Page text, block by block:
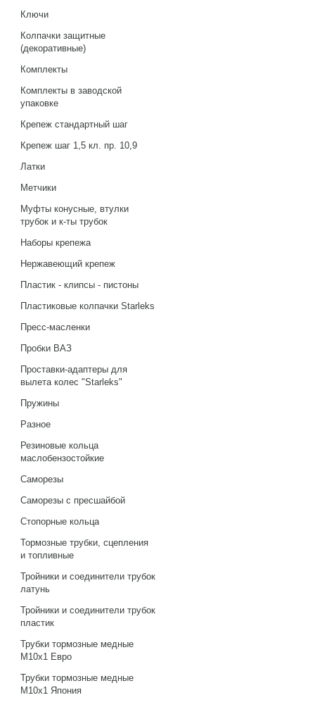
Ключи
Колпачки защитные
(декоративные)
Комплекты
Комплекты в заводской
упаковке
Крепеж стандартный шаг
Крепеж шаг 1,5 кл. пр. 10,9
Латки
Метчики
Муфты конусные, втулки
трубок и к-ты трубок
Наборы крепежа
Нержавеющий крепеж
Пластик - клипсы - пистоны
Пластиковые колпачки Starleks
Пресс-масленки
Пробки ВАЗ
Проставки-адаптеры для
вылета колес "Starleks"
Пружины
Разное
Резиновые кольца
маслобензостойкие
Саморезы
Саморезы с пресшайбой
Стопорные кольца
Тормозные трубки, сцепления
и топливные
Тройники и соединители трубок
латунь
Тройники и соединители трубок
пластик
Трубки тормозные медные
М10х1 Евро
Трубки тормозные медные
М10х1 Япония